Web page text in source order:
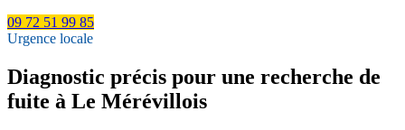
09 72 51 99 85
Urgence locale
Diagnostic précis pour une recherche de
fuite à Le Mérévillois